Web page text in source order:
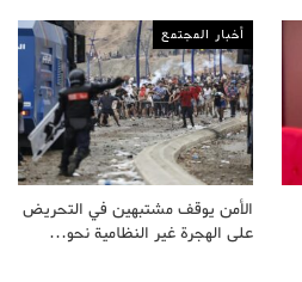
أخبار المجتمع
الأمن يوقف مشتبهين في التحريض
على الهجرة غير النظامية نحو…